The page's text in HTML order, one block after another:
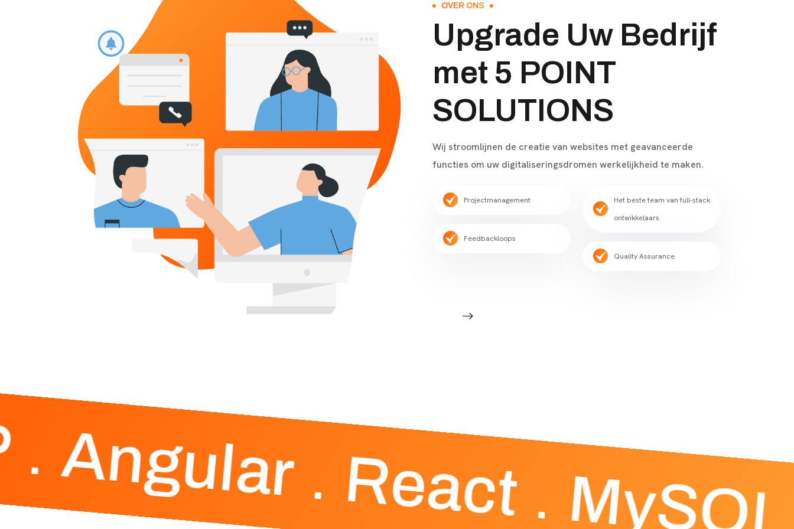
OVER ONS
Upgrade Uw Bedrijf
met 5 POINT
SOLUTIONS
Wij stroomlijnen de creatie van websites met geavanceerde
functies om uw digitaliseringsdromen werkelijkheid te maken.
Projectmanagement
Feedbackloops
Het beste team van full-stack
ontwikkelaars
Quality Assurance
Angular React MySQL